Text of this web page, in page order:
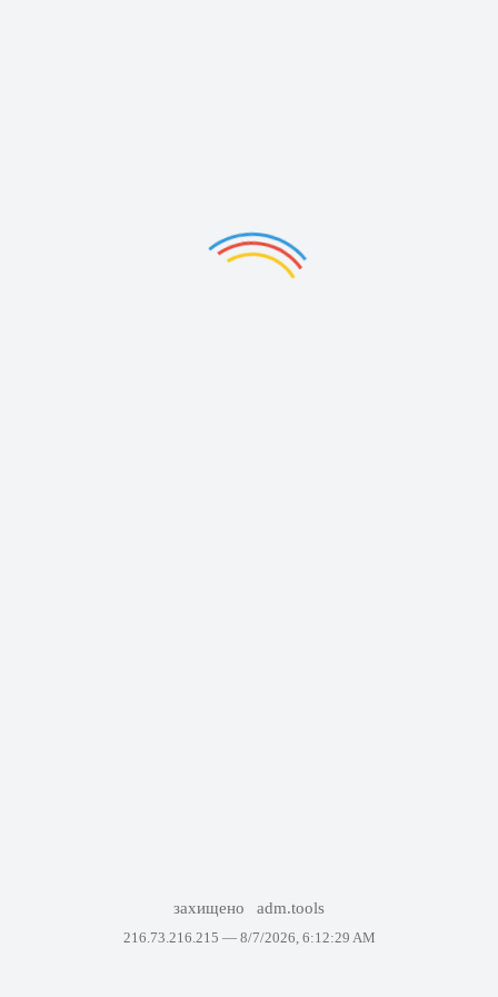
захищено adm.tools
216.73.216.215 — 8/7/2026, 6:12:29 AM